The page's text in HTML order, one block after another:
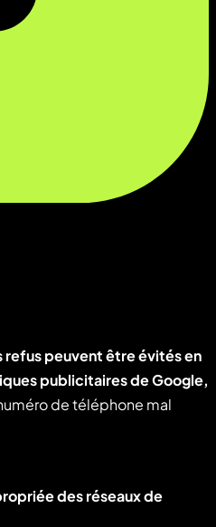
refus peuvent être évités en
publicitaires de Google,
de téléphone mal
des réseaux de